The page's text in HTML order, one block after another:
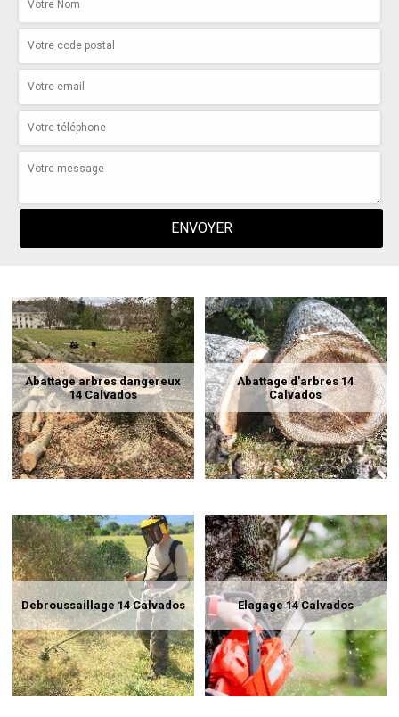
Abattage arbres dangereux
14 Calvados
Abattage d'arbres 14
Calvados
Debroussaillage 14 Calvados Elagage 14 Calvados